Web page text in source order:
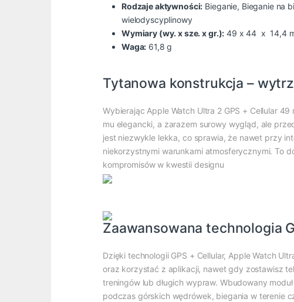
Rodzaje aktywności: Bieganie, Bieganie na
wielodyscyplinowy
Wymiary (wy. x sze. x gr.): 49 x 44 x 14,4
Waga: 61,8 g
Tytanowa konstrukcja –
Wybierając Apple Watch Ultra 2 GPS + Cellular
mu elegancki, a zarazem surowy wygląd, ale
jest niezwykle lekka, co sprawia, że nawet przy
niekorzystnymi warunkami atmosferycznymi. To
kompromisów w kwestii designu
Zaawansowana technologia
Dzięki technologii GPS + Cellular, Apple Watch
oraz korzystać z aplikacji, nawet gdy zostawisz
treningów lub długich wypraw. Wbudowany
podczas górskich wędrówek, biegania w terenie